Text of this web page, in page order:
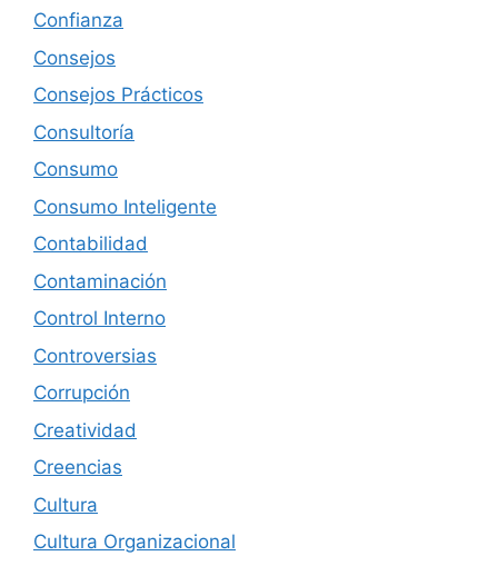
Confianza
Consejos
Consejos Prácticos
Consultoría
Consumo
Consumo Inteligente
Contabilidad
Contaminación
Control Interno
Controversias
Corrupción
Creatividad
Creencias
Cultura
Cultura Organizacional